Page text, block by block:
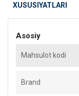
XUSUSIYATLARI
Asosiy
Mahsulot kodi
Brand